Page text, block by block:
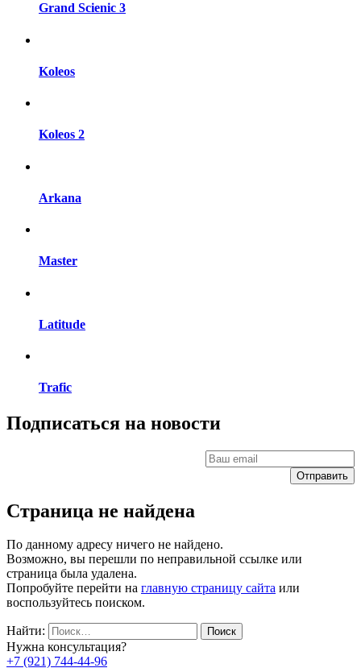
Grand Scienic 3
Koleos
Koleos 2
Arkana
Master
Latitude
Trafic
Подписаться на новости
Страница не найдена
По данному адресу ничего не найдено.
Возможно, вы перешли по неправильной ссылке или
страница была удалена.
Попробуйте перейти на главную страницу сайта или
воспользуйтесь поиском.
Найти:
Нужна консультация?
+7 (921) 744-44-96